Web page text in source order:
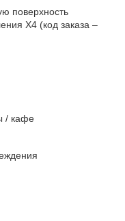
поверхность
Х4 (код заказа –
/ кафе